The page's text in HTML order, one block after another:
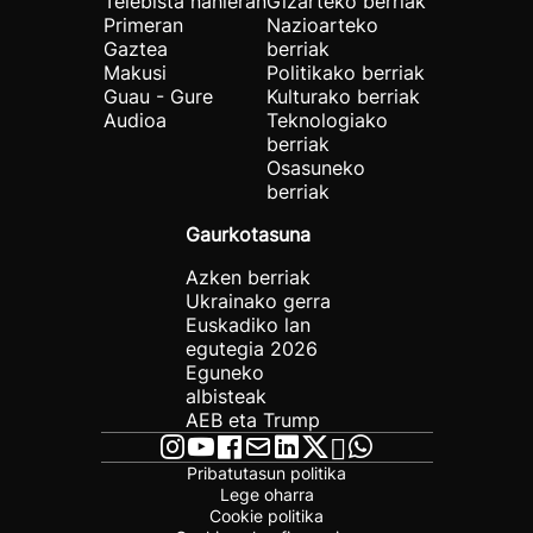
Primeran
Gaztea
Makusi
Guau - Gure
Audioa
Nazioarteko
berriak
Politikako berriak
Kulturako berriak
Teknologiako
berriak
Osasuneko
berriak
Gaurkotasuna
Azken berriak
Ukrainako gerra
Euskadiko lan
egutegia 2026
Eguneko
albisteak
AEB eta Trump
Pribatutasun politika
Lege oharra
Cookie politika